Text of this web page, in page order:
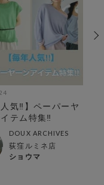
人気‼︎】ペーパーヤ
テム特集‼︎
DOUX ARCHIVES
荻窪ルミネ店
ショウマ